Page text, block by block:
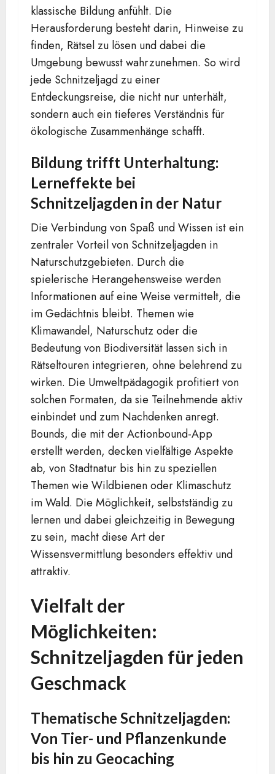
klassische Bildung anfühlt. Die
Herausforderung besteht darin, Hinweise zu
finden, Rätsel zu lösen und dabei die
Umgebung bewusst wahrzunehmen. So wird
jede Schnitzeljagd zu einer
Entdeckungsreise, die nicht nur unterhält,
sondern auch ein tieferes Verständnis für
ökologische Zusammenhänge schafft.
Bildung trifft Unterhaltung:
Lerneffekte bei
Schnitzeljagden in der Natur
Die Verbindung von Spaß und Wissen ist ein
zentraler Vorteil von Schnitzeljagden in
Naturschutzgebieten. Durch die
spielerische Herangehensweise werden
Informationen auf eine Weise vermittelt, die
im Gedächtnis bleibt. Themen wie
Klimawandel, Naturschutz oder die
Bedeutung von Biodiversität lassen sich in
Rätseltouren integrieren, ohne belehrend zu
wirken. Die Umweltpädagogik profitiert von
solchen Formaten, da sie Teilnehmende aktiv
einbindet und zum Nachdenken anregt.
Bounds, die mit der Actionbound-App
erstellt werden, decken vielfältige Aspekte
ab, von Stadtnatur bis hin zu speziellen
Themen wie Wildbienen oder Klimaschutz
im Wald. Die Möglichkeit, selbstständig zu
lernen und dabei gleichzeitig in Bewegung
zu sein, macht diese Art der
Wissensvermittlung besonders effektiv und
attraktiv.
Vielfalt der
Möglichkeiten:
Schnitzeljagden für jeden
Geschmack
Thematische Schnitzeljagden:
Von Tier- und Pflanzenkunde
bis hin zu Geocaching